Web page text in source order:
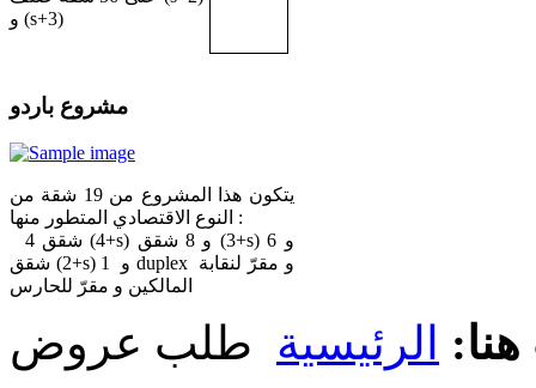
و (s+3)
مشروع باردو
يتكون هذا المشروع من 19 شقة من
النوع الاقتصادي المتطور منها :
4 شقق (4+s) و 8 شقق (3+s) و 6
شقق (2+s) و 1 duplex و مقرّ لنقابة
المالكين و مقرّ للحارس
الرئيسية طلب عروض